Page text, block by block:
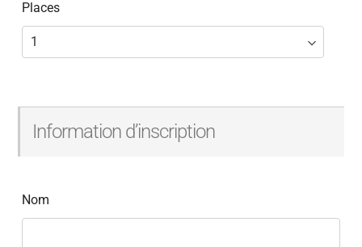
Places
Information d’inscription
Nom